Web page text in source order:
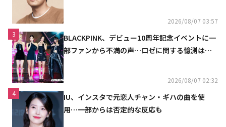
2026/08/07 03:57
3
BLACKPINK、デビュー10周年記念イベントに一
部ファンから不満の声…ロゼに関する憶測は否
2026/08/07 02:32
4
IU、インスタで元恋人チャン・ギハの曲を使
用…一部からは否定的な反応も